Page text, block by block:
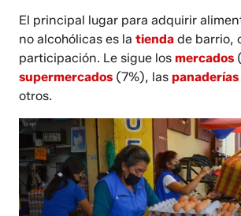
El principal lugar para adquirir
no alcohólicas es latiendade barrio,
participación. Le sigue losmercados
supermercados (7%), laspanaderías
otros.